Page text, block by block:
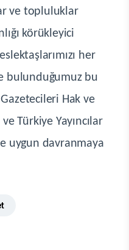
ve topluluklar
körükleyici
her
bulunduğumuz bu
Hak ve
Türkiye Yayıncılar
uygun davranmaya